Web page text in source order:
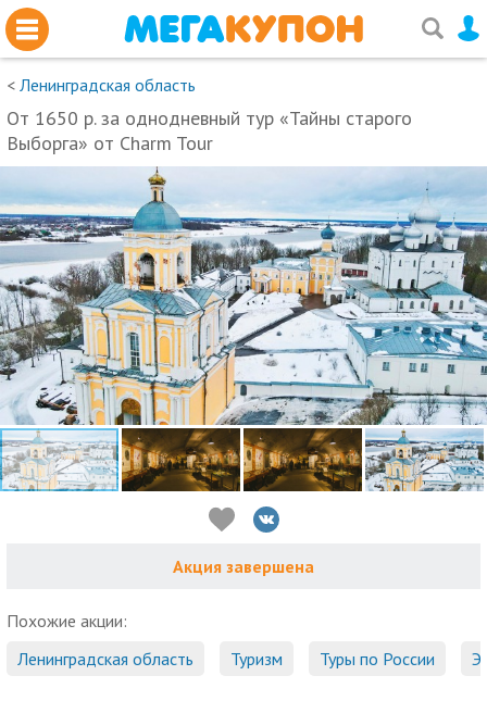
< Ленинградская область
От 1650 р. за однодневный тур «Тайны старого
Выборга» от Charm Tour
Акция завершена
Похожие акции:
Ленинградская область
Туризм Туры по России